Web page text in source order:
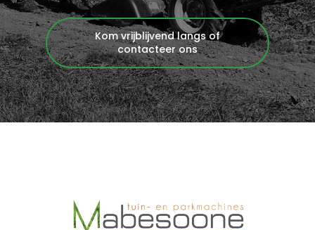
Kom vrijblijvend langs of
contacteer ons